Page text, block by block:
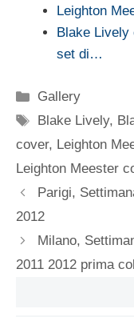
Leighton
Blake Lively
set di…
Categorie
Gallery
Tag
Blake Lively,
cover, Leighton
Leighton Meester
Parigi,
2012
Milano,
2011 2012 prima